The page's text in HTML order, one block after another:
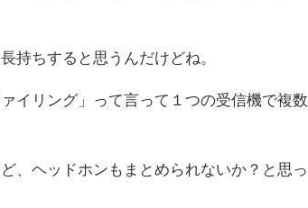
持ちすると思うんだけどね。
イリング」って言って１つの受信機で複数
、ヘッドホンもまとめられないか？と思っ